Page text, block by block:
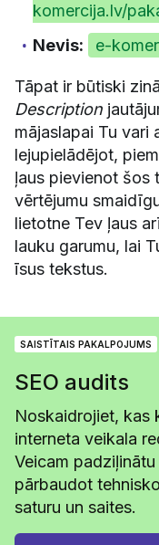
komercija.lv/
Nevis:
e-
Tāpat ir būtiski
Description
mājaslapai Tu vari
lejupielādējot,
ļaus pievienot šos
vērtējumu
lietotne Tev ļaus
lauku garumu, lai
īsus tekstus.
SAISTĪTAIS PAKALPOJUMS
SEO audits
Noskaidrojiet, kas
interneta veikala
Veicam
pārbaudot
saturu un saites.